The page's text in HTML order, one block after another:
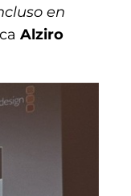
en
Alziro